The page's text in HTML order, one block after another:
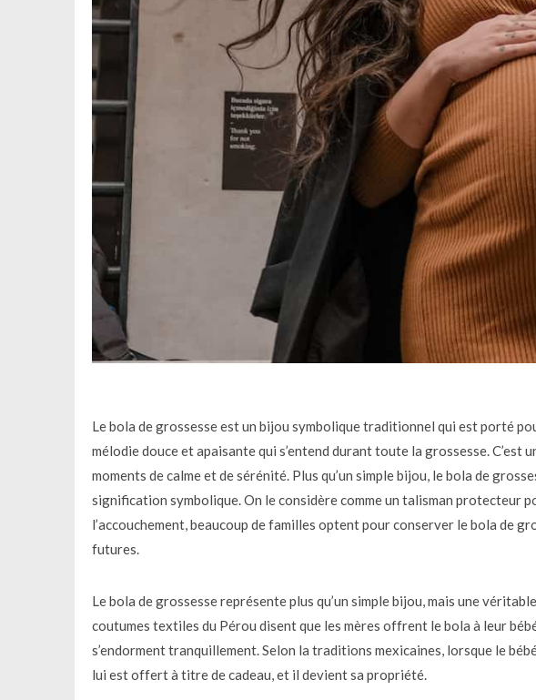
Le bola de grossesse est un bijou symbolique traditionnel qui est porté
mélodie douce et apaisante qui s’entend durant toute la grossesse.
moments de calme et de sérénité. Plus qu’un simple bijou, le bola de
signification symbolique. On le considère comme un talisman protecteur
l’accouchement, beaucoup de familles optent pour conserver le bola de
futures.
Le bola de grossesse représente plus qu’un simple bijou, mais une
coutumes textiles du Pérou disent que les mères offrent le bola à leur
s’endorment tranquillement. Selon la traditions mexicaines, lorsque le
lui est offert à titre de cadeau, et il devient sa propriété.